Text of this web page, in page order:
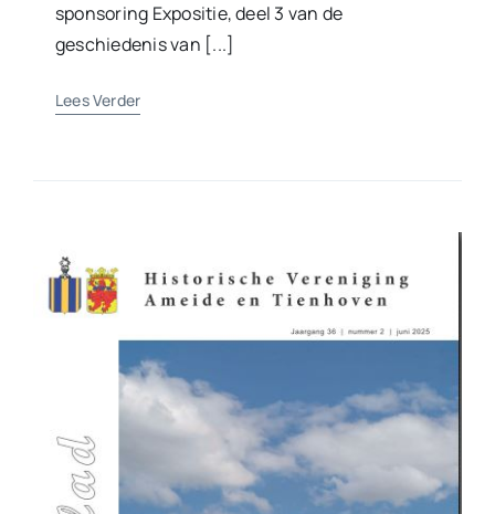
sponsoring Expositie, deel 3 van de
geschiedenis van [...]
Lees Verder